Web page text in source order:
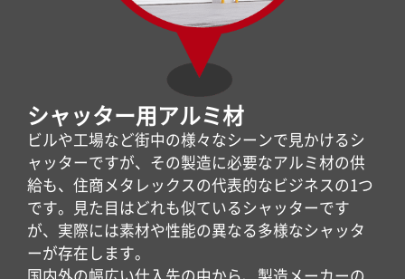
シャッター用アルミ材
ビルや工場など街中の様々なシーンで見かけるシ
ャッターですが、その製造に必要なアルミ材の供
給も、住商メタレックスの代表的なビジネスの1つ
です。見た目はどれも似ているシャッターです
が、実際には素材や性能の異なる多様なシャッタ
ーが存在します。